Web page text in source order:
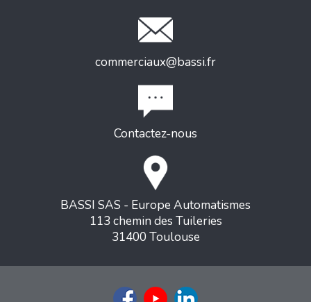
commerciaux@bassi.fr
Contactez-nous
BASSI SAS - Europe Automatismes
113 chemin des Tuileries
31400 Toulouse